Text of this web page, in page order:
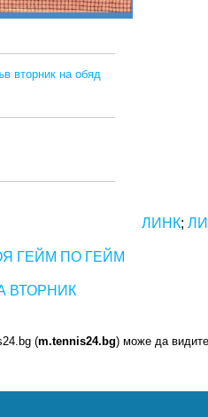
вторник на обяд
ЛИНК;
ГЕЙМ ПО ГЕЙМ
ВТОРНИК
(m.tennis24.bg) може да видите